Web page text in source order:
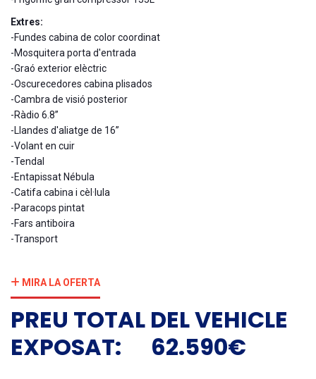
Extres:
-Fundes cabina de color coordinat
-Mosquitera porta d'entrada
-Graó exterior elèctric
-Oscurecedores cabina plisados
-Cambra de visió posterior
-Ràdio 6.8”
-Llandes d'aliatge de 16”
-Volant en cuir
-Tendal
-Entapissat Nébula
-Catifa cabina i cèl·lula
-Paracops pintat
-Fars antiboira
-Transport
MIRA LA OFERTA
PREU TOTAL DEL VEHICLE
EXPOSAT: 62.590€